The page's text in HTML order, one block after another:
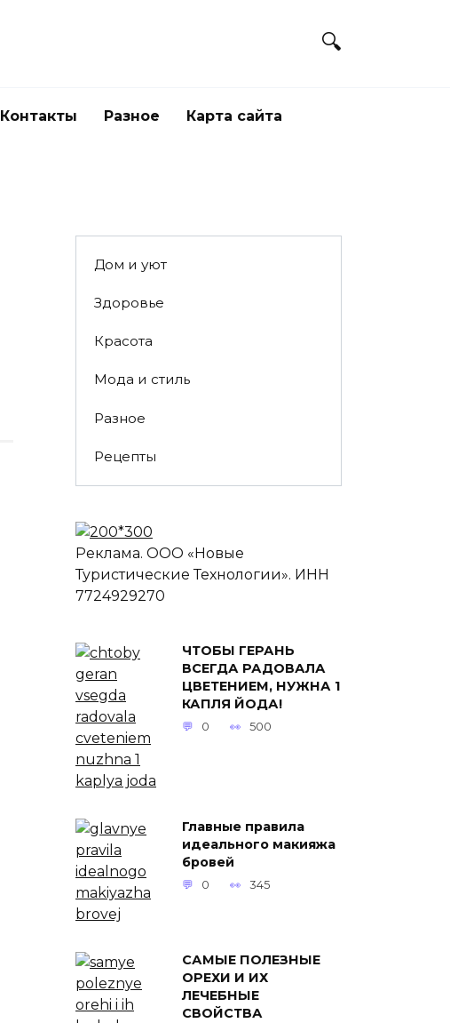
Контакты Разное Карта сайта
Дом и уют
Здоровье
Красота
Мода и стиль
Разное
Рецепты
Реклама. ООО «Новые
Туристические Технологии». ИНН
7724929270
ЧТОБЫ ГЕРАНЬ
ВСЕГДА РАДОВАЛА
ЦВЕТЕНИЕМ, НУЖНА 1
КАПЛЯ ЙОДА!
0 500
Главные правила
идеального макияжа
бровей
0 345
САМЫЕ ПОЛЕЗНЫЕ
ОРЕХИ И ИХ
ЛЕЧЕБНЫЕ
СВОЙСТВА